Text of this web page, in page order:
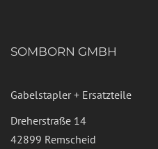
SOMBORN GMBH
Gabelstapler + Ersatzteile
Dreherstraße 14
42899 Remscheid